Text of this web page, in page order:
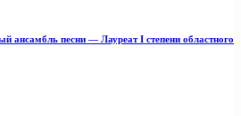
ансамбль песни — Лауреат I степени областного